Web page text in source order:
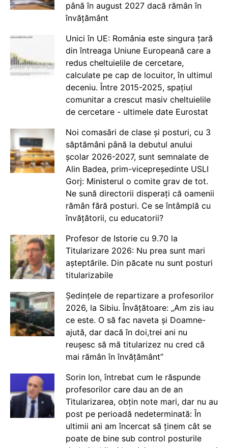
până în august 2027 dacă rămân în
învățământ
Unici în UE: România este singura țară
din întreaga Uniune Europeană care a
redus cheltuielile de cercetare,
calculate pe cap de locuitor, în ultimul
deceniu. Între 2015-2025, spațiul
comunitar a crescut masiv cheltuielile
de cercetare - ultimele date Eurostat
Noi comasări de clase și posturi, cu 3
săptămâni până la debutul anului
școlar 2026-2027, sunt semnalate de
Alin Badea, prim-vicepreședinte USLI
Gorj: Ministerul o comite grav de tot.
Ne sună directorii disperați că oamenii
rămân fără posturi. Ce se întâmplă cu
învățătorii, cu educatorii?
Profesor de Istorie cu 9.70 la
Titularizare 2026: Nu prea sunt mari
așteptările. Din păcate nu sunt posturi
titularizabile
Ședințele de repartizare a profesorilor
2026, la Sibiu. Învățătoare: „Am zis iau
ce este. O să fac naveta și Doamne-
ajută, dar dacă în doi,trei ani nu
reușesc să mă titularizez nu cred că
mai rămân în învățământ”
Sorin Ion, întrebat cum le răspunde
profesorilor care dau an de an
Titularizarea, obțin note mari, dar nu au
post pe perioadă nedeterminată: În
ultimii ani am încercat să ținem cât se
poate de bine sub control posturile